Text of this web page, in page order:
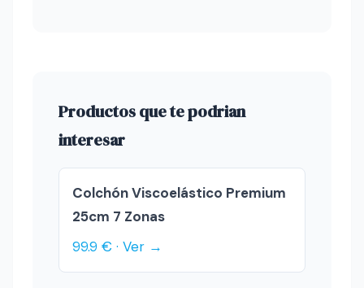
Productos que te podrian
interesar
Colchón Viscoelástico Premium
25cm 7 Zonas
99.9 € · Ver →